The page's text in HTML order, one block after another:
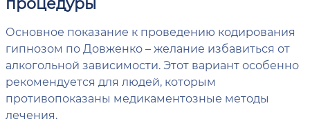
Основное показание к проведению кодирования
гипнозом по Довженко – желание избавиться от
алкогольной зависимости. Этот вариант особенно
рекомендуется для людей, которым
противопоказаны медикаментозные методы
лечения.